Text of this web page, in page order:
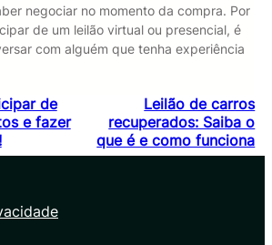
negociar no momento da compra. Por
de um leilão virtual ou presencial, é
com alguém que tenha experiência
de
e fazer
Leilão de carros
recuperados: Saiba o
que é e como funciona